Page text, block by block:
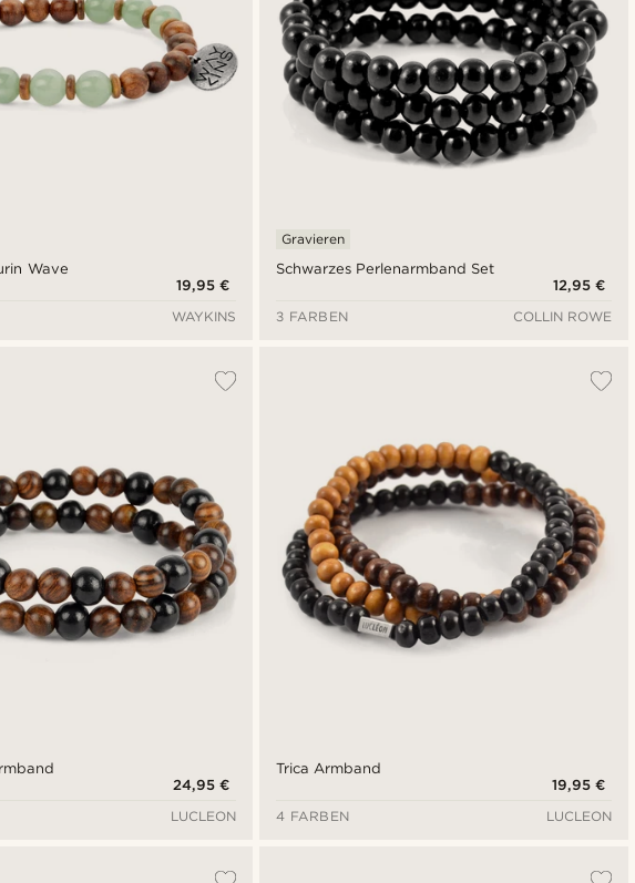
Wave
19,95 €
WAYKINS
Schwarzes Perlenarmband Set
Gravieren
12,95 €
3 FARBEN
COLLIN ROWE
24,95 €
LUCLEON
Trica Armband
19,95 €
4 FARBEN
LUCLEON